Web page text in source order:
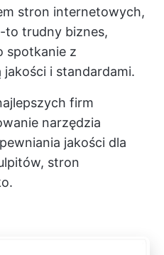
stron internetowych,
-to trudny biznes,
spotkanie z
i standardami.
firm
narzędzia
jakości dla
stron